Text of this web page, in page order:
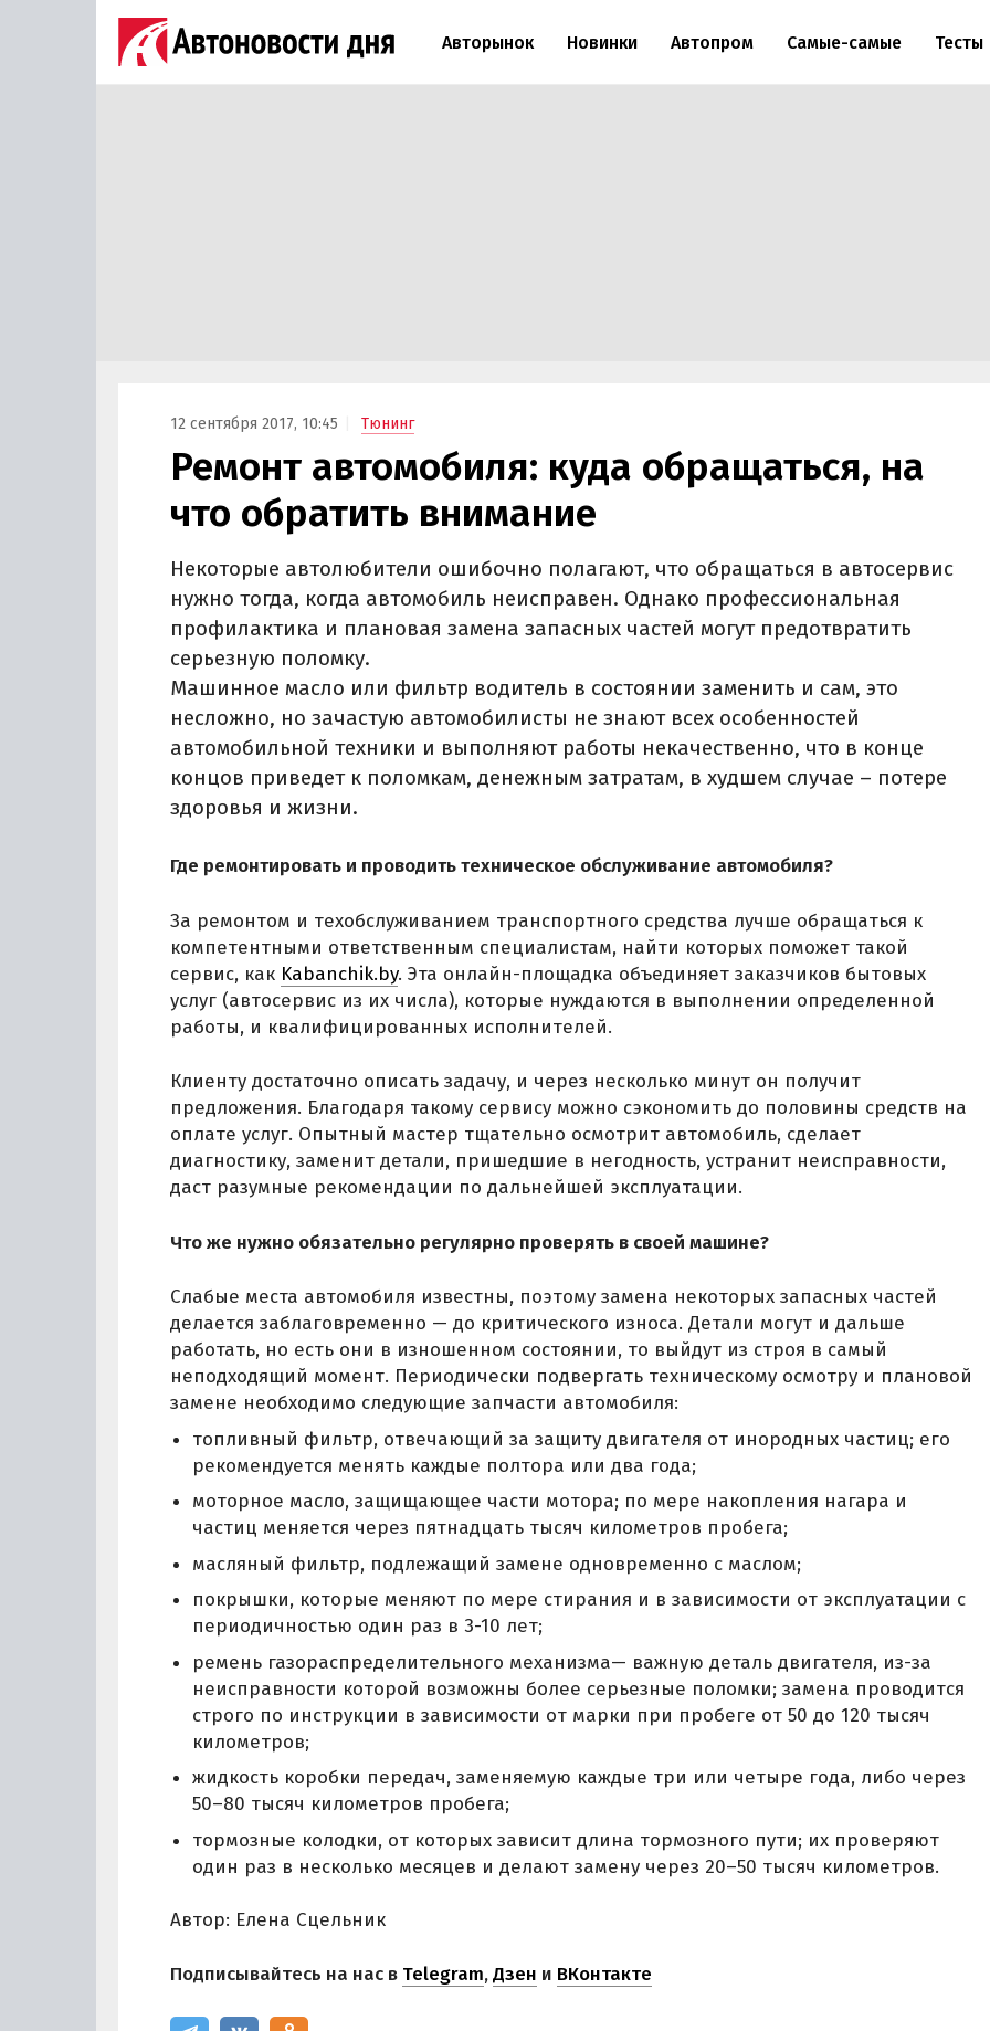
Авторынок Новинки Автопром Самые-самые Тесты
12 сентября 2017, 10:45 Тюнинг
Ремонт автомобиля: куда обращаться, на
что обратить внимание
Некоторые автолюбители ошибочно полагают, что обращаться в автосервис
нужно тогда, когда автомобиль неисправен. Однако профессиональная
профилактика и плановая замена запасных частей могут предотвратить
серьезную поломку.
Машинное масло или фильтр водитель в состоянии заменить и сам, это
несложно, но зачастую автомобилисты не знают всех особенностей
автомобильной техники и выполняют работы некачественно, что в конце
концов приведет к поломкам, денежным затратам, в худшем случае – потере
здоровья и жизни.
Где ремонтировать и проводить техническое обслуживание автомобиля?
За ремонтом и техобслуживанием транспортного средства лучше обращаться к
компетентными ответственным специалистам, найти которых поможет такой
сервис, как Kabanchik.by. Эта онлайн-площадка объединяет заказчиков бытовых
услуг (автосервис из их числа), которые нуждаются в выполнении определенной
работы, и квалифицированных исполнителей.
Клиенту достаточно описать задачу, и через несколько минут он получит
предложения. Благодаря такому сервису можно сэкономить до половины средств на
оплате услуг. Опытный мастер тщательно осмотрит автомобиль, сделает
диагностику, заменит детали, пришедшие в негодность, устранит неисправности,
даст разумные рекомендации по дальнейшей эксплуатации.
Что же нужно обязательно регулярно проверять в своей машине?
Слабые места автомобиля известны, поэтому замена некоторых запасных частей
делается заблаговременно — до критического износа. Детали могут и дальше
работать, но есть они в изношенном состоянии, то выйдут из строя в самый
неподходящий момент. Периодически подвергать техническому осмотру и плановой
замене необходимо следующие запчасти автомобиля:
топливный фильтр, отвечающий за защиту двигателя от инородных частиц; его
рекомендуется менять каждые полтора или два года;
моторное масло, защищающее части мотора; по мере накопления нагара и
частиц меняется через пятнадцать тысяч километров пробега;
масляный фильтр, подлежащий замене одновременно с маслом;
покрышки, которые меняют по мере стирания и в зависимости от эксплуатации с
периодичностью один раз в 3-10 лет;
ремень газораспределительного механизма— важную деталь двигателя, из-за
неисправности которой возможны более серьезные поломки; замена проводится
строго по инструкции в зависимости от марки при пробеге от 50 до 120 тысяч
километров;
жидкость коробки передач, заменяемую каждые три или четыре года, либо через
50–80 тысяч километров пробега;
тормозные колодки, от которых зависит длина тормозного пути; их проверяют
один раз в несколько месяцев и делают замену через 20–50 тысяч километров.
Автор: Елена Сцельник
Подписывайтесь на нас в Telegram,Дзен и ВКонтакте